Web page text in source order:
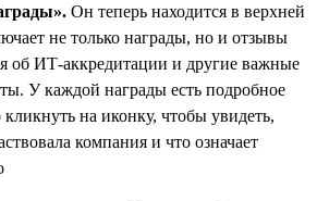
Он теперь находится в верхней
не только награды, но и отзывы
об ИТ-аккредитации и другие важные
У каждой награды есть подробное
на иконку, чтобы увидеть,
компания и что означает